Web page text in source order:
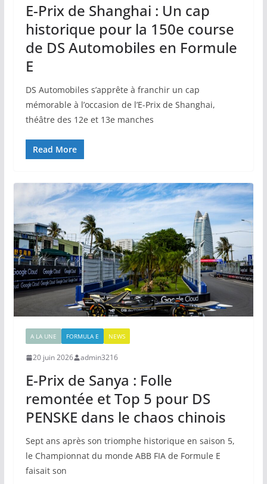
E-Prix de Shanghai : Un cap
historique pour la 150e course
de DS Automobiles en Formule
E
DS Automobiles s’apprête à franchir un cap
mémorable à l’occasion de l’E-Prix de Shanghai,
théâtre des 12e et 13e manches
Read More
A LA UNE FORMULA E NEWS
20 juin 2026 admin3216
E-Prix de Sanya : Folle
remontée et Top 5 pour DS
PENSKE dans le chaos chinois
Sept ans après son triomphe historique en saison 5,
le Championnat du monde ABB FIA de Formule E
faisait son